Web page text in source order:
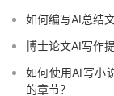
如何编写AI总结
博士论文AI写作
如何使用AI写小
的章节？